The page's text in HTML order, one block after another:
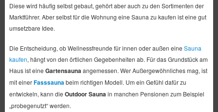
Diese wird häufig selbst gebaut, gehört aber auch zu den Sortimenten der
Marktführer. Aber selbst für die Wohnung eine Sauna zu kaufen ist eine gut
umsetzbare Idee.
Die Entscheidung, ob Wellnessfreunde für innen oder außen eine Sauna
kaufen, hängt von den örtlichen Gegebenheiten ab. Für das Grundstück am
Haus ist eine Gartensauna angemessen. Wer Außergewöhnliches mag, ist
mit einerFasssauna beim richtigen Modell. Um ein Gefühl dafür zu
entwickeln, kann die Outdoor Sauna in manchen Pensionen zum Beispiel
„probegenutzt“ werden.